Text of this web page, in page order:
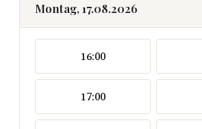
Montag, 17.08.2026
16:00
17:00